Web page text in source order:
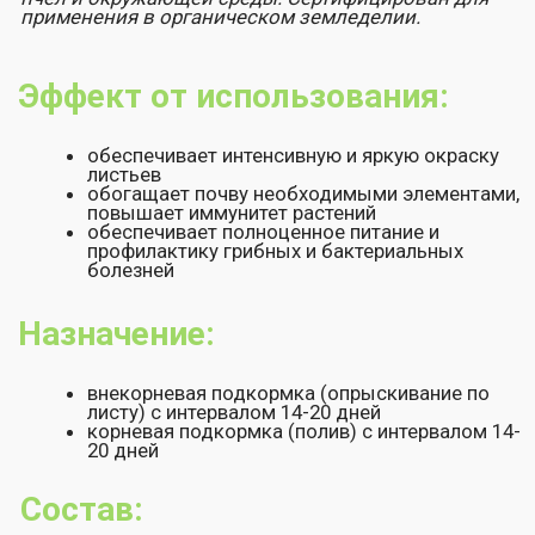
порядка внесения компонентов: первым вносят
химические препараты (пестициды и др.),
микроэлементы, раствор Липосама®.
средствами питания и защиты растений.
Для повышения эффективности действия к раствору
препарата рекомендуется добавить биоприлипатель
кислота
бактерии Bacіllus subtilis, Enterococcus
расхода:
перед применением взбалтывать
день приготовления
подкормку проводить в пасмурную и
безветренную погоду, либо в утреннее или
вечернее время, избегая действия прямых
солнечных лучей
обработку растений можно проводить в
течение всего периода вегетации